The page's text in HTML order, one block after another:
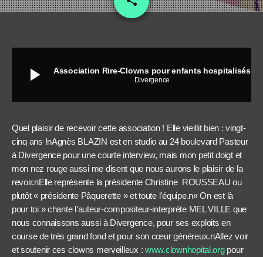
play_arrow Association Rire-Clowns pour enfants hospitalisés
Divergence
Quel plaisir de recevoir cette association ! Elle vieillit bien : vingt-
cinq ans !nAgnès BLAZIN est en studio au 24 boulevard Pasteur
à Divergence pour une courte interview, mais mon petit doigt et
mon nez rouge aussi me disent que nous aurons le plaisir de la
revoir.nElle représente la présidente Christine ROUSSEAU ou
plutôt « présidente Pâquerette » et toute l’équipe.n« On est là
pour toi » chante l’auteur-compositeur-interprète MEL VILLE que
nous connaissons aussi à Divergence, pour ses exploits en
course de très grand fond et pour son cœur généreux.nAllez voir
et soutenir ces clowns merveilleux :www.clownhopital.orgpour